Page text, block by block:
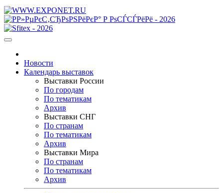
Новости
Календарь выставок
Выставки России
По городам
По тематикам
Архив
Выставки СНГ
По странам
По тематикам
Архив
Выставки Мира
По странам
По тематикам
Архив